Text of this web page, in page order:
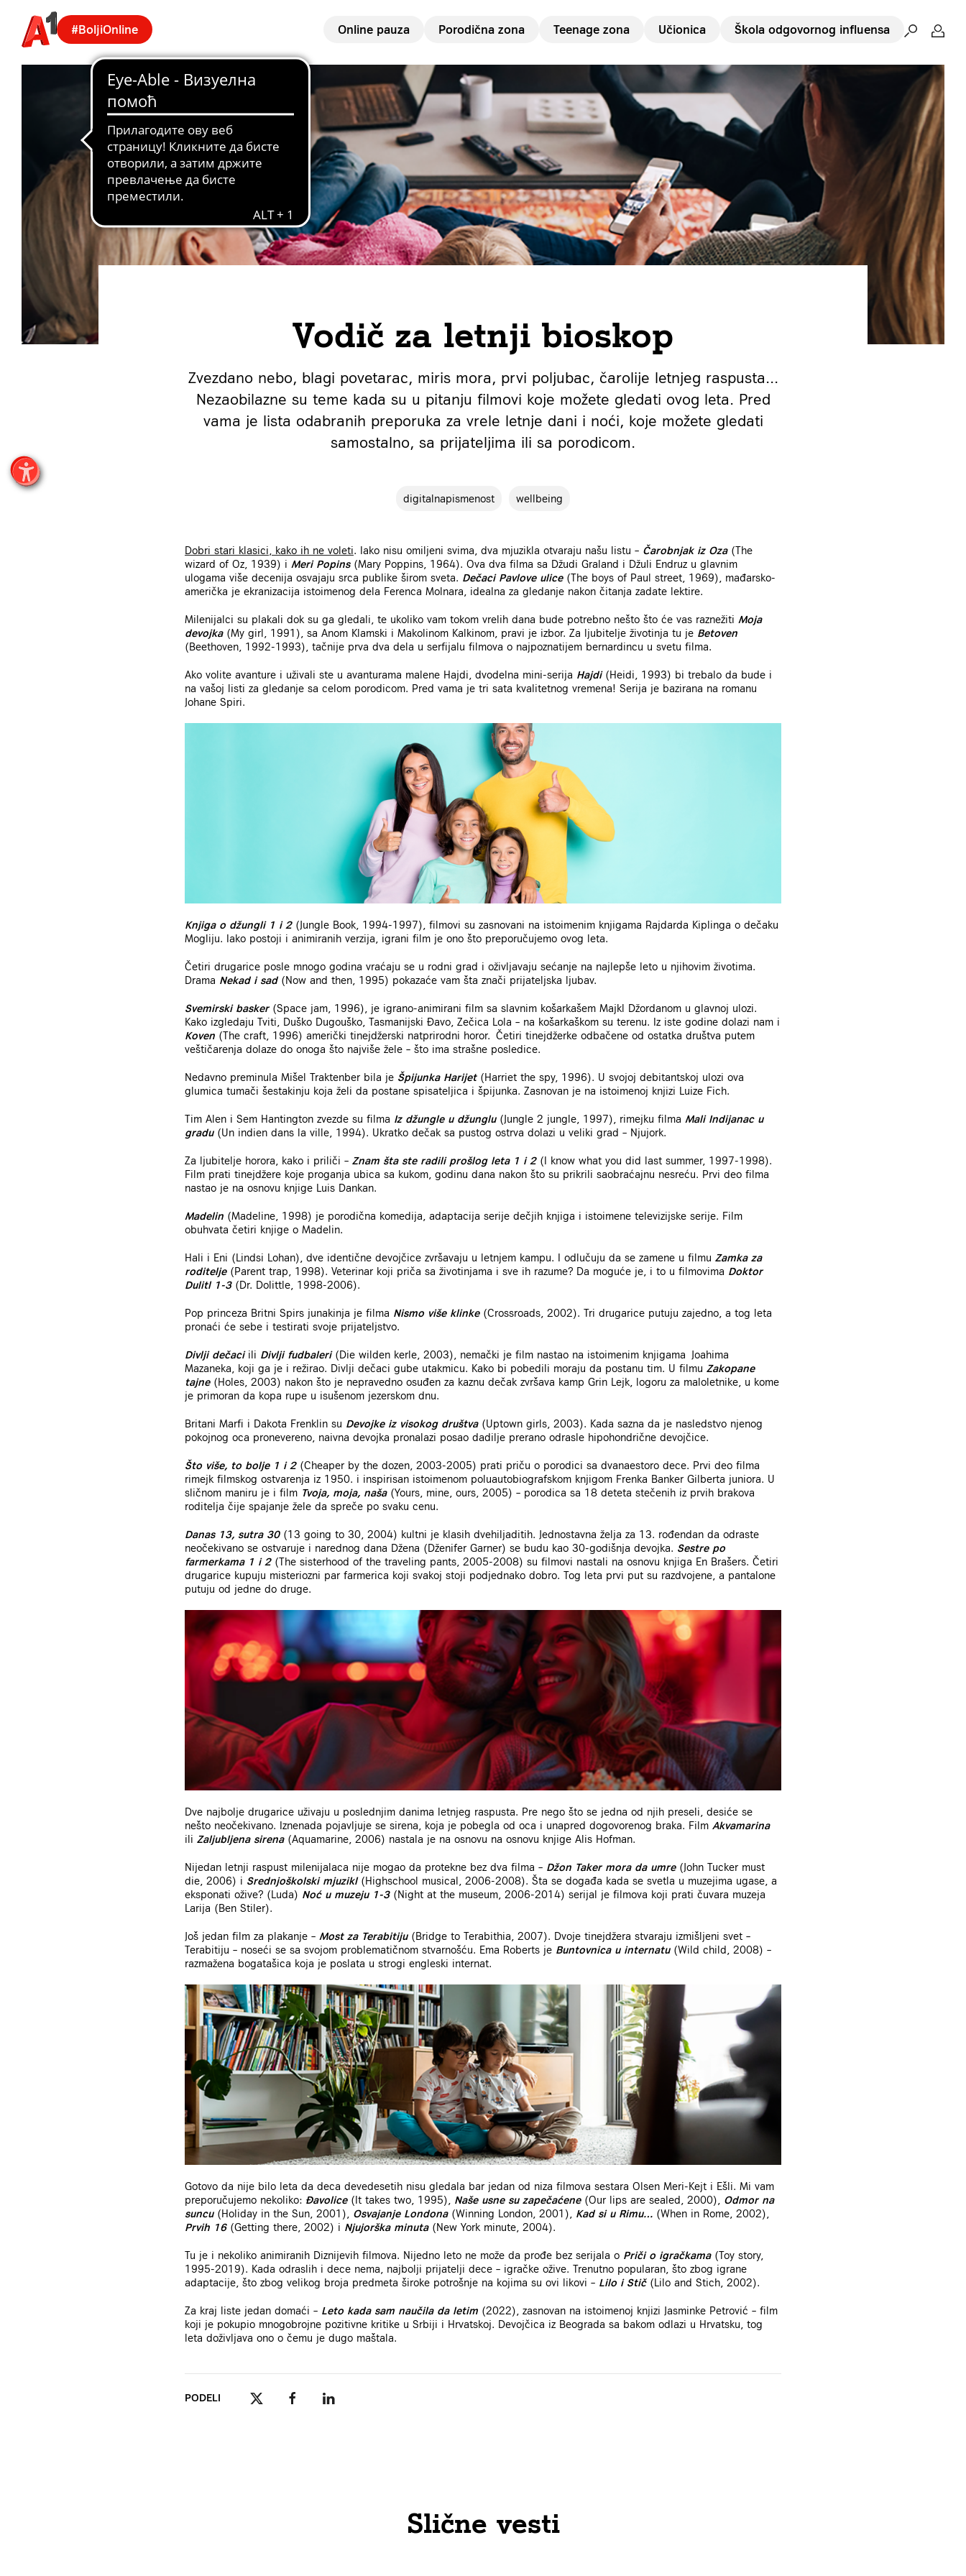
#BoljiOnline Online pauza Porodična zona Teenage zona Učionica Škola odgovornog influensa
Vodič za letnji bioskop
Zvezdano nebo, blagi povetarac, miris mora, prvi poljubac, čarolije letnjeg raspusta...
Nezaobilazne su teme kada su u pitanju filmovi koje možete gledati ovog leta. Pred
vama je lista odabranih preporuka za vrele letnje dani i noći, koje možete gledati
samostalno, sa prijateljima ili sa porodicom.
digitalnapismenost wellbeing
Dobri stari klasici, kako ih ne voleti. Iako nisu omiljeni svima, dva mjuzikla otvaraju našu listu – Čarobnjak iz Oza(The
wizard of Oz, 1939) i Meri Popins(Mary Poppins, 1964). Ova dva filma sa Džudi Graland i Džuli Endruz u glavnim
ulogama više decenija osvajaju srca publike širom sveta. Dečaci Pavlove ulice (The boys of Paul street, 1969), mađarsko-
američka je ekranizacija istoimenog dela Ferenca Molnara, idealna za gledanje nakon čitanja zadate lektire.
Milenijalci su plakali dok su ga gledali, te ukoliko vam tokom vrelih dana bude potrebno nešto što će vas raznežiti Moja
devojka(My girl, 1991), sa Anom Klamski i Makolinom Kalkinom, pravi je izbor. Za ljubitelje životinja tu je Betoven
(Beethoven, 1992-1993), tačnije prva dva dela u serfijalu filmova o najpoznatijem bernardincu u svetu filma.
Ako volite avanture i uživali ste u avanturama malene Hajdi, dvodelna mini-serija Hajdi(Heidi, 1993) bi trebalo da bude i
na vašoj listi za gledanje sa celom porodicom. Pred vama je tri sata kvalitetnog vremena! Serija je bazirana na romanu
Johane Spiri.
Knjiga o džungli 1 i 2(Jungle Book, 1994-1997), filmovi su zasnovani na istoimenim knjigama Rajdarda Kiplinga o dečaku
Mogliju. Iako postoji i animiranih verzija, igrani film je ono što preporučujemo ovog leta.
Četiri drugarice posle mnogo godina vraćaju se u rodni grad i oživljavaju sećanje na najlepše leto u njihovim životima.
Drama Nekad i sad(Now and then, 1995) pokazaće vam šta znači prijateljska ljubav.
Svemirski basker(Space jam, 1996), je igrano-animirani film sa slavnim košarkašem Majkl Džordanom u glavnoj ulozi.
Kako izgledaju Tviti, Duško Dugouško, Tasmanijski Đavo, Zečica Lola – na košarkaškom su terenu. Iz iste godine dolazi nam i
Koven (The craft, 1996) američki tinejdžerski natprirodni horor. Četiri tinejdžerke odbačene od ostatka društva putem
veštičarenja dolaze do onoga što najviše žele – što ima strašne posledice.
Nedavno preminula Mišel Traktenber bila je Špijunka Harijet(Harriet the spy, 1996). U svojoj debitantskoj ulozi ova
glumica tumači šestakinju koja želi da postane spisateljica i špijunka. Zasnovan je na istoimenoj knjizi Luize Fich.
Tim Alen i Sem Hantington zvezde su filma Iz džungle u džunglu(Jungle 2 jungle, 1997), rimejku filma Mali Indijanac u
gradu(Un indien dans la ville, 1994). Ukratko dečak sa pustog ostrva dolazi u veliki grad – Njujork.
Za ljubitelje horora, kako i priliči – Znam šta ste radili prošlog leta 1 i 2(I know what you did last summer, 1997-1998).
Film prati tinejdžere koje proganja ubica sa kukom, godinu dana nakon što su prikrili saobraćajnu nesreću. Prvi deo filma
nastao je na osnovu knjige Luis Dankan.
Madelin (Madeline, 1998) je porodična komedija, adaptacija serije dečjih knjiga i istoimene televizijske serije. Film
obuhvata četiri knjige o Madelin.
Hali i Eni (Lindsi Lohan), dve identične devojčice zvršavaju u letnjem kampu. I odlučuju da se zamene u filmu Zamka za
roditelje(Parent trap, 1998). Veterinar koji priča sa životinjama i sve ih razume? Da moguće je, i to u filmovima Doktor
Dulitl 1-3(Dr. Dolittle, 1998-2006).
Pop princeza Britni Spirs junakinja je filma Nismo više klinke(Crossroads, 2002). Tri drugarice putuju zajedno, a tog leta
pronaći će sebe i testirati svoje prijateljstvo.
Divlji dečaciili Divlji fudbaleri(Die wilden kerle, 2003), nemački je film nastao na istoimenim knjigama Joahima
Mazaneka, koji ga je i režirao. Divlji dečaci gube utakmicu. Kako bi pobedili moraju da postanu tim. U filmu Zakopane
tajne(Holes, 2003) nakon što je nepravedno osuđen za kaznu dečak zvršava kamp Grin Lejk, logoru za maloletnike, u kome
je primoran da kopa rupe u isušenom jezerskom dnu.
Britani Marfi i Dakota Frenklin su Devojke iz visokog društva(Uptown girls, 2003). Kada sazna da je nasledstvo njenog
pokojnog oca pronevereno, naivna devojka pronalazi posao dadilje prerano odrasle hipohondrične devojčice.
Što više, to bolje 1 i 2(Cheaper by the dozen, 2003-2005) prati priču o porodici sa dvanaestoro dece. Prvi deo filma
rimejk filmskog ostvarenja iz 1950. i inspirisan istoimenom poluautobiografskom knjigom Frenka Banker Gilberta juniora. U
sličnom maniru je i film Tvoja, moja, naša(Yours, mine, ours, 2005) – porodica sa 18 deteta stečenih iz prvih brakova
roditelja čije spajanje žele da spreče po svaku cenu.
Danas 13, sutra 30(13 going to 30, 2004) kultni je klasih dvehiljaditih. Jednostavna želja za 13. rođendan da odraste
neočekivano se ostvaruje i narednog dana Džena (Dženifer Garner) se budu kao 30-godišnja devojka. Sestre po
farmerkama 1 i 2(The sisterhood of the traveling pants, 2005-2008) su filmovi nastali na osnovu knjiga En Brašers. Četiri
drugarice kupuju misteriozni par farmerica koji svakoj stoji podjednako dobro. Tog leta prvi put su razdvojene, a pantalone
putuju od jedne do druge.
Dve najbolje drugarice uživaju u poslednjim danima letnjeg raspusta. Pre nego što se jedna od njih preseli, desiće se
nešto neočekivano. Iznenada pojavljuje se sirena, koja je pobegla od oca i unapred dogovorenog braka. Film Akvamarina
ili Zaljubljena sirena(Aquamarine, 2006) nastala je na osnovu na osnovu knjige Alis Hofman.
Nijedan letnji raspust milenijalaca nije mogao da protekne bez dva filma – Džon Taker mora da umre(John Tucker must
die, 2006) i Srednjoškolski mjuzikl(Highschool musical, 2006-2008). Šta se događa kada se svetla u muzejima ugase, a
eksponati ožive? (Luda) Noć u muzeju 1-3(Night at the museum, 2006-2014) serijal je filmova koji prati čuvara muzeja
Larija (Ben Stiler).
Još jedan film za plakanje – Most za Terabitiju(Bridge to Terabithia, 2007). Dvoje tinejdžera stvaraju izmišljeni svet –
Terabitiju – noseći se sa svojom problematičnom stvarnošću. Ema Roberts je Buntovnica u internatu(Wild child, 2008) –
razmažena bogatašica koja je poslata u strogi engleski internat.
Gotovo da nije bilo leta da deca devedesetih nisu gledala bar jedan od niza filmova sestara Olsen Meri-Kejt i Ešli. Mi vam
preporučujemo nekoliko: Đavolice(It takes two, 1995), Naše usne su zapečaćene(Our lips are sealed, 2000), Odmor na
suncu(Holiday in the Sun, 2001), Osvajanje Londona(Winning London, 2001), Kad si u Rimu… (When in Rome, 2002),
Prvih 16(Getting there, 2002) i Njujorška minuta(New York minute, 2004).
Tu je i nekoliko animiranih Diznijevih filmova. Nijedno leto ne može da prođe bez serijala o Priči o igračkama(Toy story,
1995-2019). Kada odraslih i dece nema, najbolji prijatelji dece – igračke ožive. Trenutno popularan, što zbog igrane
adaptacije, što zbog velikog broja predmeta široke potrošnje na kojima su ovi likovi – Lilo i Stič(Lilo and Stich, 2002).
Za kraj liste jedan domaći – Leto kada sam naučila da letim (2022), zasnovan na istoimenoj knjizi Jasminke Petrović – film
koji je pokupio mnogobrojne pozitivne kritike u Srbiji i Hrvatskoj. Devojčica iz Beograda sa bakom odlazi u Hrvatsku, tog
leta doživljava ono o čemu je dugo maštala.
PODELI
Slične vesti